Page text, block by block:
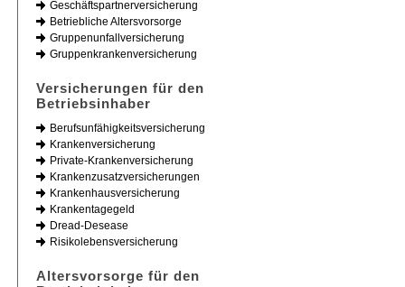
Geschäftspartnerversicherung
Betriebliche Altersvorsorge
Gruppenunfallversicherung
Gruppenkrankenversicherung
Versicherungen für den
Betriebsinhaber
Berufsunfähigkeitsversicherung
Krankenversicherung
Private-Krankenversicherung
Krankenzusatzversicherungen
Krankenhausversicherung
Krankentagegeld
Dread-Desease
Risikolebensversicherung
Altersvorsorge für den